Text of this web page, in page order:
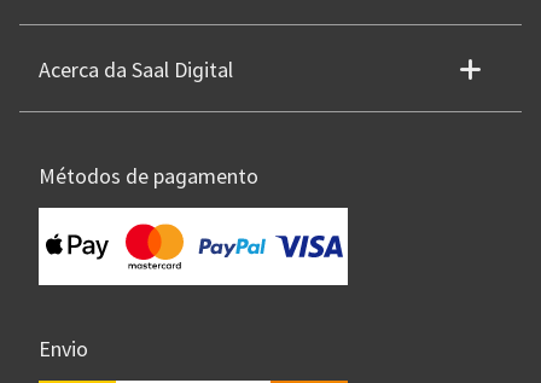
Acerca da Saal Digital
Métodos de pagamento
Envio